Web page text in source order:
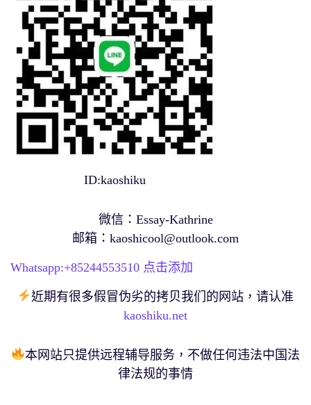
ID:kaoshiku
微信：Essay-Kathrine
邮箱： kaoshicool@outlook.com
Whatsapp:+85244553510 点击添加
近期有很多假冒伪劣的拷贝我们的网站，请认准
kaoshiku.net
本网站只提供远程辅导服务，不做任何违法中国法
律法规的事情